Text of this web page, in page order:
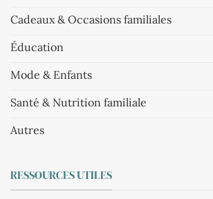
Cadeaux & Occasions familiales
Éducation
Mode & Enfants
Santé & Nutrition familiale
Autres
RESSOURCES UTILES